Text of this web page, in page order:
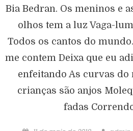
Bia Bedran. Os meninos e
olhos tem a luz Vaga-
Todos os cantos do
me contem Deixa que eu
enfeitando As curvas do
crianças são anjos
fadas